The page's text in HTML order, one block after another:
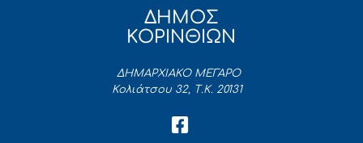
ΔΗΜΟΣ
ΚΟΡΙΝΘΙΩΝ
ΔΗΜΑΡΧΙΑΚΟ ΜΕΓΑΡΟ
Κολιάτσου 32, Τ.Κ. 20131